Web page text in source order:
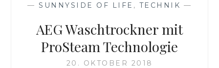
— SUNNYSIDE OF LIFE , TECHNIK —
AEG Waschtrockner mit
ProSteam Technologie
20. OKTOBER 2018